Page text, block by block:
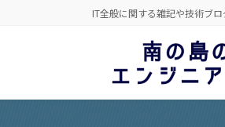
へ
ョ
IT全般に関する雑記や技術ブ